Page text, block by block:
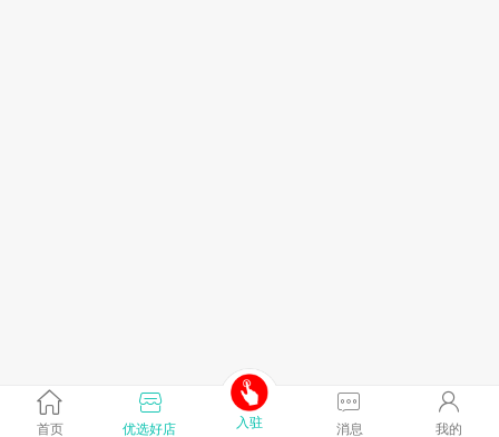
首页 优选好店 入驻 消息 我的